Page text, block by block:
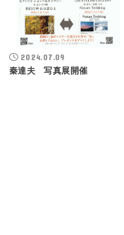
2024.07.09
秦達夫 写真展開催